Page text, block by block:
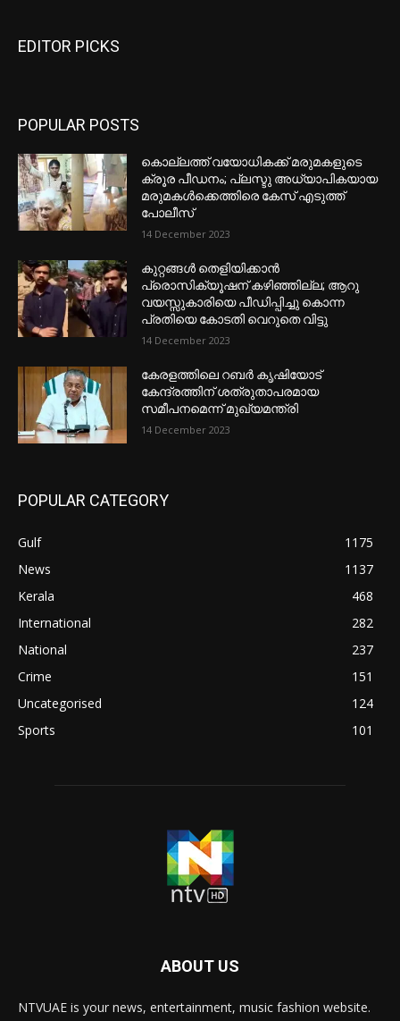
EDITOR PICKS
POPULAR POSTS
കൊല്ലത്ത് വയോധികക്ക് മരുമകളുടെ
ക്രൂര പീഡനം; പ്ലസ്ടു അധ്യാപികയായ
മരുമകൾക്കെത്തിരെ കേസ് എടുത്ത്
പോലീസ്
14 December 2023
കുറ്റങ്ങൾ തെളിയിക്കാൻ
പ്രൊസിക്യൂഷന് കഴിഞ്ഞില്ല; ആറു
വയസ്സുകാരിയെ പീഡിപ്പിച്ചു കൊന്ന
പ്രതിയെ കോടതി വെറുതെ വിട്ടു
14 December 2023
കേരളത്തിലെ റബർ കൃഷിയോട്
കേന്ദ്രത്തിന് ശത്രുതാപരമായ
സമീപനമെന്ന് മുഖ്യമന്ത്രി
14 December 2023
POPULAR CATEGORY
Gulf
1175
News
1137
Kerala
468
International
282
National
237
Crime
151
Uncategorised
124
Sports
101
ABOUT US
NTVUAE is your news, entertainment, music fashion website.